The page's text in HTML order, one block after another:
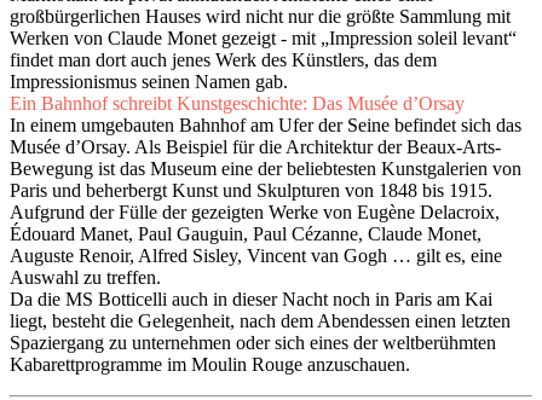
großbürgerlichen Hauses wird nicht nur die größte Sammlung mit
Werken von Claude Monet gezeigt - mit „Impression soleil levant“
findet man dort auch jenes Werk des Künstlers, das dem
Impressionismus seinen Namen gab.
Ein Bahnhof schreibt Kunstgeschichte: Das Musée d’Orsay
In einem umgebauten Bahnhof am Ufer der Seine befindet sich das
Musée d’Orsay. Als Beispiel für die Architektur der Beaux-Arts-
Bewegung ist das Museum eine der beliebtesten Kunstgalerien von
Paris und beherbergt Kunst und Skulpturen von 1848 bis 1915.
Aufgrund der Fülle der gezeigten Werke von Eugène Delacroix,
Édouard Manet, Paul Gauguin, Paul Cézanne, Claude Monet,
Auguste Renoir, Alfred Sisley, Vincent van Gogh … gilt es, eine
Auswahl zu treffen.
Da die MS Botticelli auch in dieser Nacht noch in Paris am Kai
liegt, besteht die Gelegenheit, nach dem Abendessen einen letzten
Spaziergang zu unternehmen oder sich eines der weltberühmten
Kabarettprogramme im Moulin Rouge anzuschauen.